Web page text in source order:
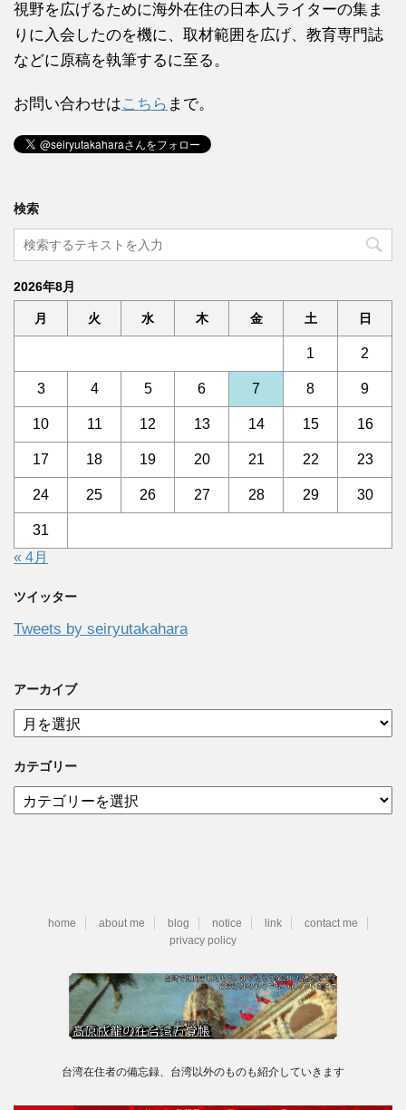
視野を広げるために海外在住の日本人ライターの集ま
りに入会したのを機に、取材範囲を広げ、教育専門誌
などに原稿を執筆するに至る。
お問い合わせはこちら まで。
検索
2026年8月
月 火 水 木 金 土 日
1 2
3 4 5 6 7 8 9
10 11 12 13 14 15 16
17 18 19 20 21 22 23
24 25 26 27 28 29 30
31
« 4月
ツイッター
Tweets by seiryutakahara
アーカイブ
ア
ー
イ
カテゴリー
テ
home about me blog notice link
contact me
privacy policy
台湾在住者の備忘録、台湾以外のものも紹介していきます